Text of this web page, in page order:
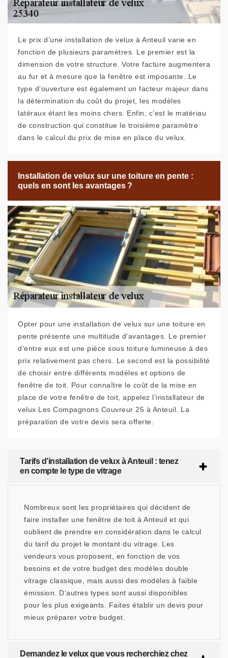
Le prix d’une installation de velux à Anteuil varie en
fonction de plusieurs paramètres. Le premier est la
dimension de votre structure. Votre facture augmentera
au fur et à mesure que la fenêtre est imposante. Le
type d’ouverture est également un facteur majeur dans
la détermination du coût du projet, les modèles
latéraux étant les moins chers. Enfin, c’est le matériau
de construction qui constitue le troisième paramètre
dans le calcul du prix de mise en place du velux.
Installation de velux sur une toiture en pente :
quels en sont les avantages ?
Opter pour une installation de velux sur une toiture en
pente présente une multitude d’avantages. Le premier
d’entre eux est une pièce sous toiture lumineuse à des
prix relativement pas chers. Le second est la possibilité
de choisir entre différents modèles et options de
fenêtre de toit. Pour connaître le coût de la mise en
place de votre fenêtre de toit, appelez l’installateur de
velux Les Compagnons Couvreur 25 à Anteuil. La
préparation de votre devis sera offerte.
Tarifs d’installation de velux à Anteuil : tenez
en compte le type de vitrage
Nombreux sont les propriétaires qui décident de
faire installer une fenêtre de toit à Anteuil et qui
oublient de prendre en considération dans le calcul
du tarif du projet le montant du vitrage. Les
vendeurs vous proposent, en fonction de vos
besoins et de votre budget des modèles double
vitrage classique, mais aussi des modèles à faible
émission. D’autres types sont aussi disponibles
pour les plus exigeants. Faites établir un devis pour
mieux préparer votre budget.
Demandez le velux que vous recherchiez chez